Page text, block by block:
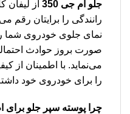
جلو ام جی 350
از لیفان
رانندگی را برایتان رقم
نمای جلوی خودروی شما
صورت بروز حوادث
می‌نماید. با اطمینان از
را برای خودروی خود
چرا پوسته سپر جلو برای ام جی 350